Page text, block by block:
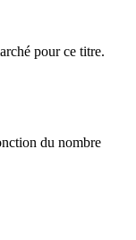
pour ce titre.
du nombre